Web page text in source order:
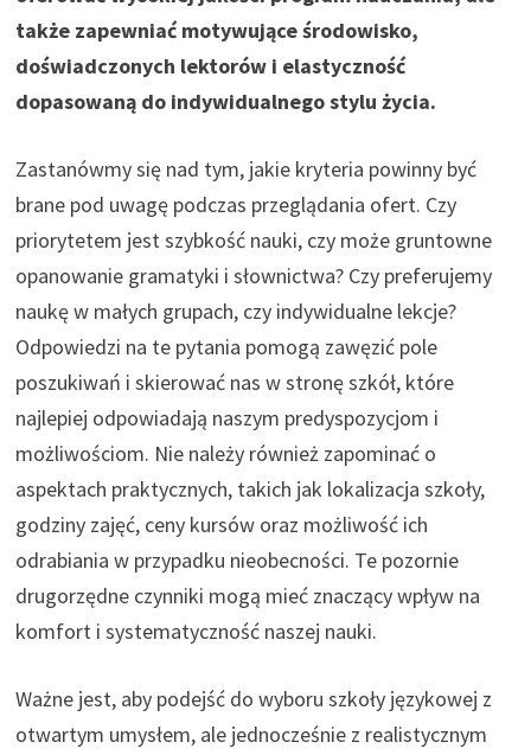
także zapewniać motywujące środowisko,
doświadczonych lektorów i elastyczność
dopasowaną do indywidualnego stylu życia.
Zastanówmy się nad tym, jakie kryteria powinny być
brane pod uwagę podczas przeglądania ofert. Czy
priorytetem jest szybkość nauki, czy może gruntowne
opanowanie gramatyki i słownictwa? Czy preferujemy
naukę w małych grupach, czy indywidualne lekcje?
Odpowiedzi na te pytania pomogą zawęzić pole
poszukiwań i skierować nas w stronę szkół, które
najlepiej odpowiadają naszym predyspozycjom i
możliwościom. Nie należy również zapominać o
aspektach praktycznych, takich jak lokalizacja szkoły,
godziny zajęć, ceny kursów oraz możliwość ich
odrabiania w przypadku nieobecności. Te pozornie
drugorzędne czynniki mogą mieć znaczący wpływ na
komfort i systematyczność naszej nauki.
Ważne jest, aby podejść do wyboru szkoły językowej z
otwartym umysłem, ale jednocześnie z realistycznym